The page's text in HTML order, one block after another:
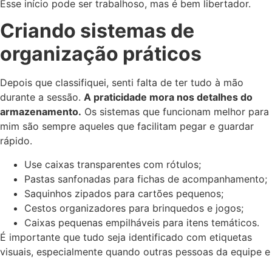
Esse início pode ser trabalhoso, mas é bem libertador.
Criando sistemas de
organização práticos
Depois que classifiquei, senti falta de ter tudo à mão
durante a sessão. A praticidade mora nos detalhes do
armazenamento. Os sistemas que funcionam melhor para
mim são sempre aqueles que facilitam pegar e guardar
rápido.
Use caixas transparentes com rótulos;
Pastas sanfonadas para fichas de acompanhamento;
Saquinhos zipados para cartões pequenos;
Cestos organizadores para brinquedos e jogos;
Caixas pequenas empilháveis para itens temáticos.
É importante que tudo seja identificado com etiquetas
visuais, especialmente quando outras pessoas da equipe e